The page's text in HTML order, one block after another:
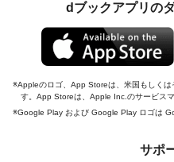
dブックアプリの
Appleのロゴ、App Storeは、米国もしく
す。App Storeは、Apple Inc.のサービスマ
Google Play および Google Play ロゴは
サポ